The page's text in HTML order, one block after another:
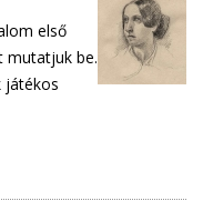
első
mutatjuk be.
játékos